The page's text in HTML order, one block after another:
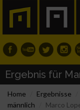
Ergebnis für
Home Ergebnisse
männlich
Marco